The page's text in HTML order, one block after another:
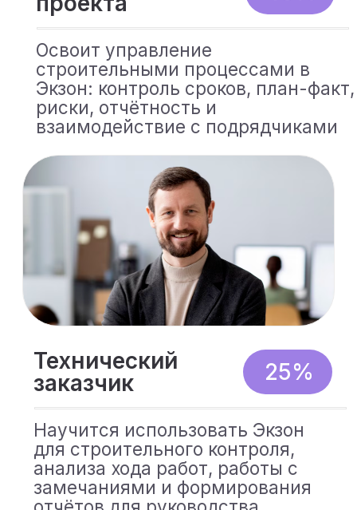
проходить даже при
самом плотном графике
Учитесь где
угодно
Доступ с телефона, планшета
или ноутбука — в любое
время, в любом месте. Всё,
что нужно, — устройство под
рукой, и вы сразу можете
ограничений